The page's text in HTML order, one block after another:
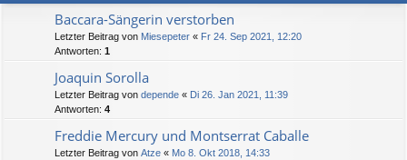
Baccara-Sängerin verstorben
Letzter Beitrag von Miesepeter « Fr 24. Sep 2021, 12:20
Antworten: 1
Joaquin Sorolla
Letzter Beitrag von depende « Di 26. Jan 2021, 11:39
Antworten: 4
Freddie Mercury und Montserrat Caballe
Letzter Beitrag von Atze « Mo 8. Okt 2018, 14:33